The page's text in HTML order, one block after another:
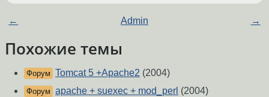
← Admin →
Похожие темы
Форум Tomcat 5 +Apache2 (2004)
Форум apache + suexec + mod_perl (2004)